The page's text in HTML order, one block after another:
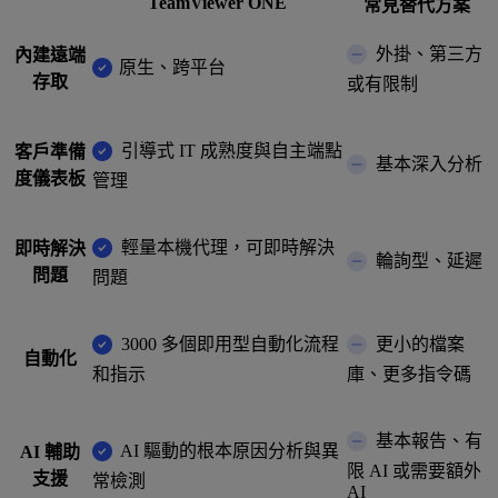
常見替代方案
內建遠端
存取
原生、跨平台
外掛、第三方
或有限制
客戶準備
度儀表板
引導式 IT 成熟度與自主端點
管理
基本深入分析
即時解決
問題
輕量本機代理，可即時解決
問題
輪詢型、延遲
自動化
3000 多個即用型自動化流程
和指示
更小的檔案
庫、更多指令碼
AI 輔助
支援
AI 驅動的根本原因分析與異
常檢測
基本報告、有
限 AI 或需要額外
AI